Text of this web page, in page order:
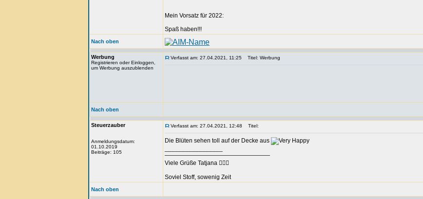
Mein Vorsatz für 2022:
Spaß haben!!!
Nach oben
Werbung
Registrieren oder Einloggen,
um Werbung auszublenden
Verfasst am: 27.04.2021, 11:25 Titel: Werbung
Nach oben
Steuerzauber
Anmeldungsdatum:
01.10.2019
Beiträge: 105
Verfasst am: 27.04.2021, 12:48 Titel:
Die Blüten sehen toll auf der Decke aus
——————————————————
Viele Grüße Tatjana 🧙🏻‍♀️
Soviel Stoff, sowenig Zeit
Nach oben